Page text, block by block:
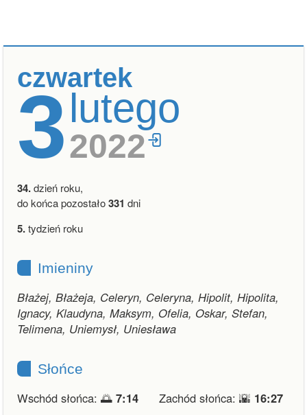
czwartek
3lutego
2022
34.dzień roku,
do końca pozostało331 dni
5.tydzień roku
Imieniny
Błażej, Błażeja, Celeryn, Celeryna, Hipolit, Hipolita,
Ignacy, Klaudyna, Maksym, Ofelia, Oskar, Stefan,
Telimena, Uniemysł, Uniesława
Słońce
Wschód słońca: 🌅 7:14 Zachód słońca: 🌇 16:27